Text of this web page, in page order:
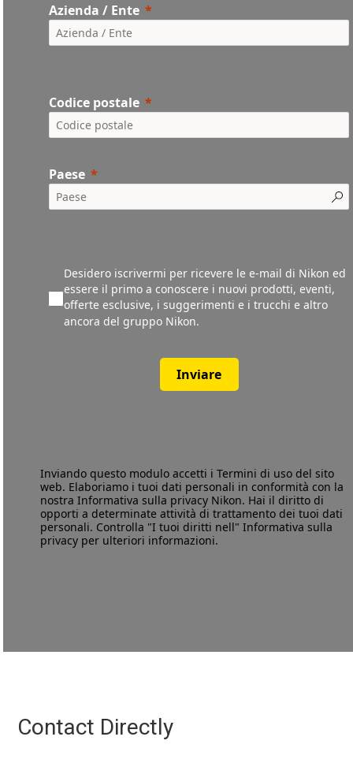
Azienda / Ente
Codice postale
Paese
Desidero iscrivermi per ricevere le e-mail di Nikon ed
essere il primo a conoscere i nuovi prodotti, eventi,
offerte esclusive, i suggerimenti e i trucchi e altro
ancora del gruppo Nikon.
Inviare
Inviando questo modulo accetti iTermini di uso del sito
web. Elaboriamo i tuoi dati personali in conformità con la
nostraInformativa sulla privacy Nikon. Hai il diritto di
opporti a determinate attività di trattamento dei tuoi dati
personali. Controlla "I tuoi diritti nell" Informativa sulla
privacy per ulteriori informazioni.
Contact Directly